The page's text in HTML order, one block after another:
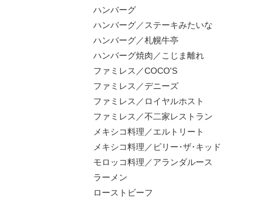
ハンバーグ
ハンバーグ／ステーキみたいな
ハンバーグ／札幌牛亭
ハンバーグ焼肉／こじま離れ
ファミレス／COCO'S
ファミレス／デニーズ
ファミレス／ロイヤルホスト
ファミレス／不二家レストラン
メキシコ料理／エルトリート
メキシコ料理／ビリー･ザ･キッド
モロッコ料理／アランダルース
ラーメン
ローストビーフ